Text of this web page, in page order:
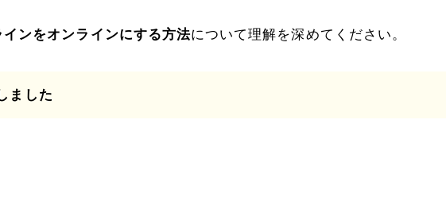
インをオンラインにする方法について理解を深めてください。
ました